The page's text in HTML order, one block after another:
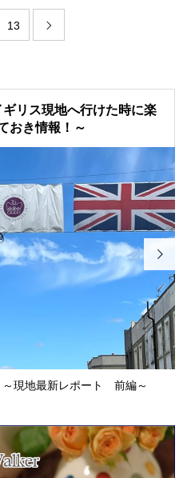
13 
リス現地へ行けた時に楽
おき情報！～
現地最新レポート 前編～
